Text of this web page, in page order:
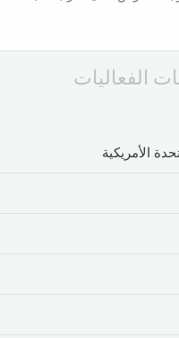
الفعاليات
الأمريكية